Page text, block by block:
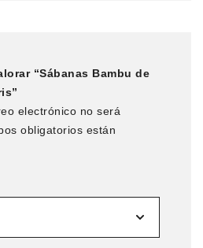
“Sábanas Bambu de
electrónico no será
obligatorios están